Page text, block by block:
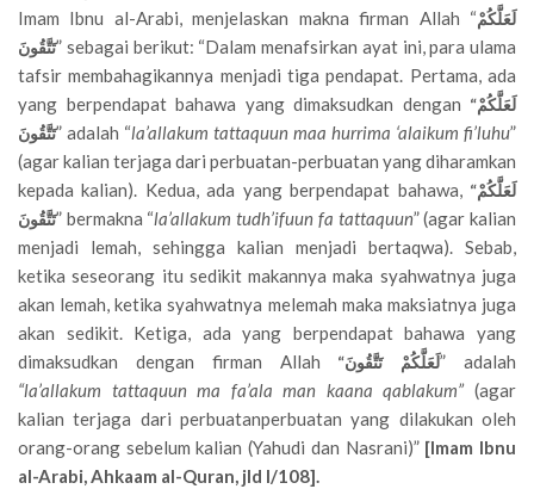
Imam Ibnu al-Arabi, menjelaskan makna firman Allah “لَعَلَّكُمْ
تَتَّقُونَ” sebagai berikut: “Dalam menafsirkan ayat ini, para ulama
tafsir membahagikannya menjadi tiga pendapat. Pertama, ada
yang berpendapat bahawa yang dimaksudkan dengan “لَعَلَّكُمْ
تَتَّقُونَ” adalah “la’allakum tattaquun maa hurrima ‘alaikum fi’luhu”
(agar kalian terjaga dari perbuatan-perbuatan yang diharamkan
kepada kalian). Kedua, ada yang berpendapat bahawa, “لَعَلَّكُمْ
تَتَّقُونَ” bermakna “la’allakum tudh’ifuun fa tattaquun” (agar kalian
menjadi lemah, sehingga kalian menjadi bertaqwa). Sebab,
ketika seseorang itu sedikit makannya maka syahwatnya juga
akan lemah, ketika syahwatnya melemah maka maksiatnya juga
akan sedikit. Ketiga, ada yang berpendapat bahawa yang
dimaksudkan dengan firman Allah
“لَعَلَّكُمْ تَتَّقُونَ” adalah
“la’allakum tattaquun ma fa’ala man kaana qablakum”(agar
kalian terjaga dari perbuatanperbuatan yang dilakukan oleh
orang-orang sebelum kalian (Yahudi dan Nasrani)”[Imam Ibnu
al-Arabi, Ahkaam al-Quran, jld I/108].